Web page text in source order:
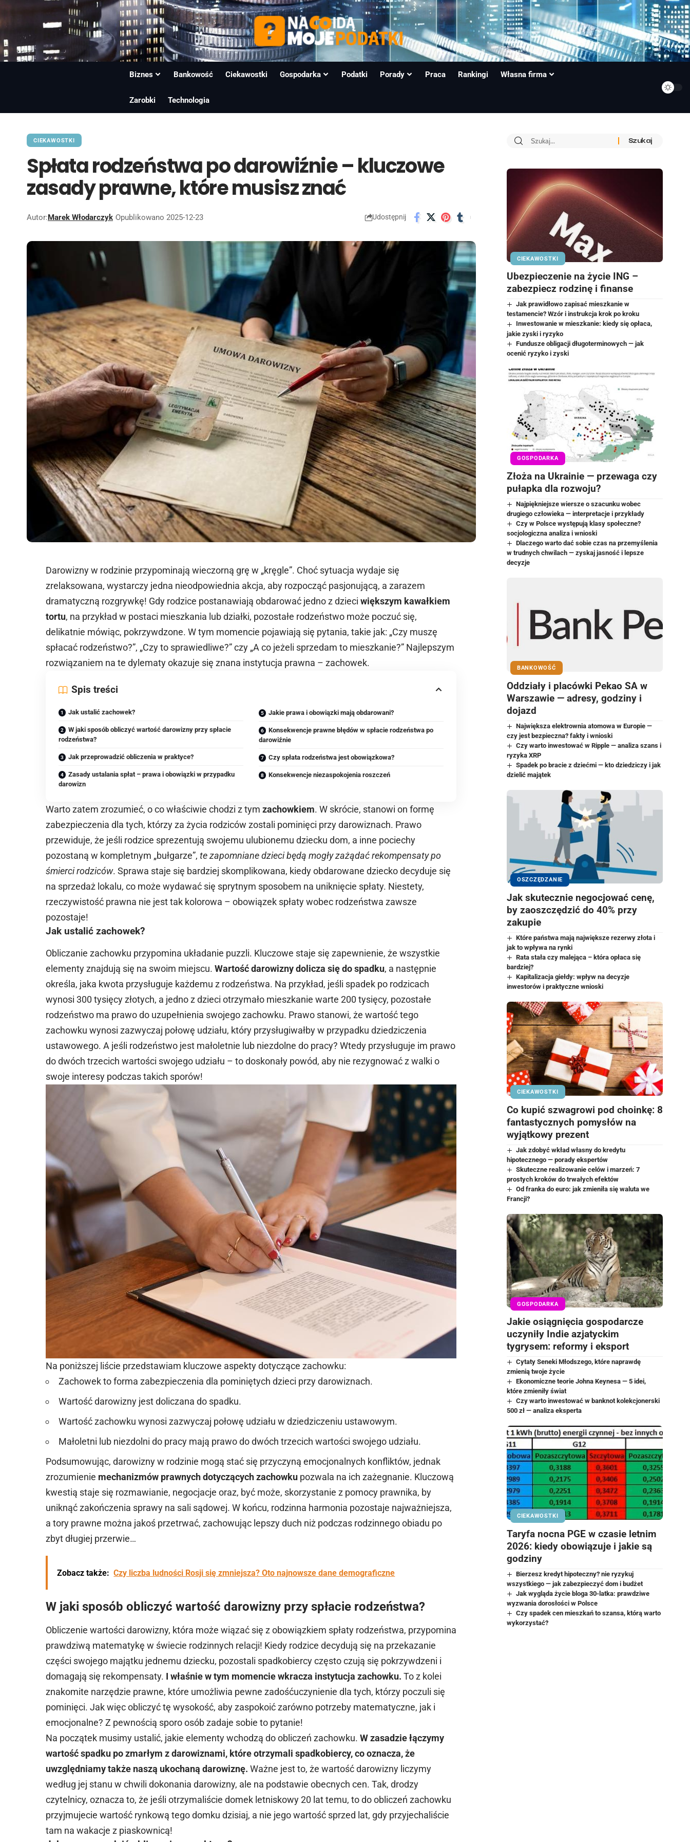
Biznes Bankowość Ciekawostki Gospodarka Podatki Porady Praca Rankingi Własna firma
Zarobki Technologia
CIEKAWOSTKI
Spłata rodzeństwa po darowiźnie – kluczowe
zasady prawne, które musisz znać
Autor:Marek Włodarczyk Opublikowano 2025-12-23 Udostępnij
Darowizny w rodzinie przypominają wieczorną grę w „kręgle”. Choć sytuacja wydaje się
zrelaksowana, wystarczy jedna nieodpowiednia akcja, aby rozpocząć pasjonującą, a zarazem
dramatyczną rozgrywkę! Gdy rodzice postanawiają obdarować jedno z dzieciwiększym kawałkiem
tortu, na przykład w postaci mieszkania lub działki, pozostałe rodzeństwo może poczuć się,
delikatnie mówiąc, pokrzywdzone. W tym momencie pojawiają się pytania, takie jak: „Czy muszę
spłacać rodzeństwo?”, „Czy to sprawiedliwe?” czy „A co jeżeli sprzedam to mieszkanie?” Najlepszym
rozwiązaniem na te dylematy okazuje się znana instytucja prawna – zachowek.
Spis treści
Jak ustalić zachowek?
W jaki sposób obliczyć wartość darowizny przy spłacie
rodzeństwa?
Jak przeprowadzić obliczenia w praktyce?
Zasady ustalania spłat – prawa i obowiązki w przypadku
darowizn
Jakie prawa i obowiązki mają obdarowani?
Konsekwencje prawne błędów w spłacie rodzeństwa po
darowiźnie
Czy spłata rodzeństwa jest obowiązkowa?
Konsekwencje niezaspokojenia roszczeń
Warto zatem zrozumieć, o co właściwie chodzi z tymzachowkiem. W skrócie, stanowi on formę
zabezpieczenia dla tych, którzy za życia rodziców zostali pominięci przy darowiznach. Prawo
przewiduje, że jeśli rodzice sprezentują swojemu ulubionemu dziecku dom, a inne pociechy
pozostaną w kompletnym „bułgarze”,te zapomniane dzieci będą mogły zażądać rekompensaty po
śmierci rodziców. Sprawa staje się bardziej skomplikowana, kiedy obdarowane dziecko decyduje się
na sprzedaż lokalu, co może wydawać się sprytnym sposobem na uniknięcie spłaty. Niestety,
rzeczywistość prawna nie jest tak kolorowa – obowiązek spłaty wobec rodzeństwa zawsze
pozostaje!
Jak ustalić zachowek?
Obliczanie zachowku przypomina układanie puzzli. Kluczowe staje się zapewnienie, że wszystkie
elementy znajdują się na swoim miejscu.Wartość darowizny dolicza się do spadku, a następnie
określa, jaka kwota przysługuje każdemu z rodzeństwa. Na przykład, jeśli spadek po rodzicach
wynosi 300 tysięcy złotych, a jedno z dzieci otrzymało mieszkanie warte 200 tysięcy, pozostałe
rodzeństwo ma prawo do uzupełnienia swojego zachowku. Prawo stanowi, że wartość tego
zachowku wynosi zazwyczaj połowę udziału, który przysługiwałby w przypadku dziedziczenia
ustawowego. A jeśli rodzeństwo jest małoletnie lub niezdolne do pracy? Wtedy przysługuje im prawo
do dwóch trzecich wartości swojego udziału – to doskonały powód, aby nie rezygnować z walki o
swoje interesy podczas takich sporów!
Na poniższej liście przedstawiam kluczowe aspekty dotyczące zachowku:
Zachowek to forma zabezpieczenia dla pominiętych dzieci przy darowiznach.
Wartość darowizny jest doliczana do spadku.
Wartość zachowku wynosi zazwyczaj połowę udziału w dziedziczeniu ustawowym.
Małoletni lub niezdolni do pracy mają prawo dodwóch trzecich wartości swojego udziału.
Podsumowując, darowizny w rodzinie mogą stać się przyczyną emocjonalnych konfliktów, jednak
zrozumienie mechanizmów prawnych dotyczących zachowku pozwala na ich zażegnanie. Kluczową
kwestią staje się rozmawianie, negocjacje oraz, być może, skorzystanie z pomocy prawnika, by
uniknąć zakończenia sprawy na sali sądowej. W końcu, rodzinna harmonia pozostaje najważniejsza,
a tory prawne można jakoś przetrwać, zachowując lepszy duch niż podczas rodzinnego obiadu po
zbyt długiej przerwie…
Zobacz także: Czy liczba ludności Rosji się zmniejsza? Oto najnowsze dane demograficzne
W jaki sposób obliczyć wartość darowizny przy spłacie rodzeństwa?
Obliczenie wartości darowizny, która może wiązać się z obowiązkiem spłaty rodzeństwa, przypomina
prawdziwą matematykę w świecie rodzinnych relacji! Kiedy rodzice decydują się na przekazanie
części swojego majątku jednemu dziecku, pozostali spadkobiercy często czują się pokrzywdzeni i
domagają się rekompensaty. I właśnie w tym momencie wkracza instytucjazachowku. To z kolei
znakomite narzędzie prawne, które umożliwia pewne zadośćuczynienie dla tych, którzy poczuli się
pominięci. Jak więc obliczyć tę wysokość, aby zaspokoić zarówno potrzeby matematyczne, jak i
emocjonalne? Z pewnością sporo osób zadaje sobie to pytanie!
Na początek musimy ustalić, jakie elementy wchodzą do obliczeń zachowku.W zasadzie łączymy
wartośćspadku po zmarłym z darowiznami, które otrzymali spadkobiercy, co oznacza, że
uwzględniamy także naszą ukochaną darowiznę. Ważne jest to, że wartość darowizny liczymy
według jej stanu w chwili dokonania darowizny, ale na podstawie obecnych cen. Tak, drodzy
czytelnicy, oznacza to, że jeśli otrzymaliście domek letniskowy 20 lat temu, to do obliczeń zachowku
przyjmujecie wartość rynkową tego domku dzisiaj, a nie jego wartość sprzed lat, gdy przyjechaliście
tam na wakacje z piaskownicą!
CIEKAWOSTKI
Ubezpieczenie na życie ING –
zabezpiecz rodzinę i finanse
Jak prawidłowo zapisać mieszkanie w
testamencie? Wzór i instrukcja krok po kroku
Inwestowanie w mieszkanie: kiedy się opłaca,
jakie zyski i ryzyko
Fundusze obligacji długoterminowych — jak
ocenić ryzyko i zyski
GOSPODARKA
Złoża na Ukrainie — przewaga czy
pułapka dla rozwoju?
Najpiękniejsze wiersze o szacunku wobec
drugiego człowieka — interpretacje i przykłady
Czy w Polsce występują klasy społeczne?
socjologiczna analiza i wnioski
Dlaczego warto dać sobie czas na przemyślenia
w trudnych chwilach — zyskaj jasność i lepsze
decyzje
BANKOWOŚĆ
Oddziały i placówki Pekao SA w
Warszawie — adresy, godziny i
dojazd
Największa elektrownia atomowa w Europie —
czy jest bezpieczna? fakty i wnioski
Czy warto inwestować w Ripple — analiza szans i
ryzyka XRP
Spadek po bracie z dziećmi — kto dziedziczy i jak
dzielić majątek
OSZCZĘDZANIE
Jak skutecznie negocjować cenę,
by zaoszczędzić do 40% przy
zakupie
Które państwa mają największe rezerwy złota i
jak to wpływa na rynki
Rata stała czy malejąca – która opłaca się
bardziej?
Kapitalizacja giełdy: wpływ na decyzje
inwestorów i praktyczne wnioski
CIEKAWOSTKI
Co kupić szwagrowi pod choinkę: 8
fantastycznych pomysłów na
wyjątkowy prezent
Jak zdobyć wkład własny do kredytu
hipotecznego — porady ekspertów
Skuteczne realizowanie celów i marzeń: 7
prostych kroków do trwałych efektów
Od franka do euro: jak zmieniła się waluta we
Francji?
GOSPODARKA
Jakie osiągnięcia gospodarcze
uczyniły Indie azjatyckim
tygrysem: reformy i eksport
Cytaty Seneki Młodszego, które naprawdę
zmienią twoje życie
Ekonomiczne teorie Johna Keynesa — 5 idei,
które zmieniły świat
Czy warto inwestować w banknot kolekcjonerski
500 zł — analiza eksperta
CIEKAWOSTKI
Taryfa nocna PGE w czasie letnim
2026: kiedy obowiązuje i jakie są
godziny
Bierzesz kredyt hipoteczny? nie ryzykuj
wszystkiego — jak zabezpieczyć dom i budżet
Jak wygląda życie bloga 30-latka: prawdziwe
wyzwania dorosłości w Polsce
Czy spadek cen mieszkań to szansa, którą warto
wykorzystać?